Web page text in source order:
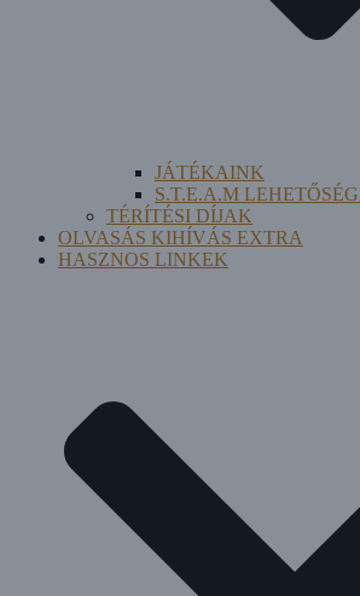
JÁTÉKAINK
S.T.E.A.M
TÉRÍTÉSI DÍJAK
OLVASÁS KIHÍVÁS EXTRA
HASZNOS LINKEK